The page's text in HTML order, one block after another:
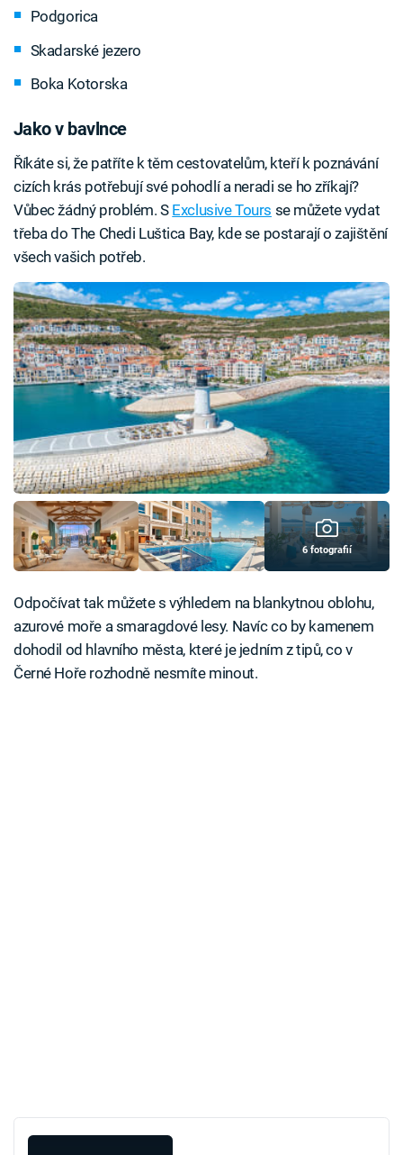
Podgorica
Skadarské jezero
Boka Kotorska
Jako v bavlnce
Říkáte si, že patříte k těm cestovatelům, kteří k poznávání
cizích krás potřebují své pohodlí a neradi se ho zříkají?
Vůbec žádný problém. S Exclusive Tours se můžete vydat
třeba do The Chedi Luštica Bay, kde se postarají o zajištění
všech vašich potřeb.
6 fotografií
Odpočívat tak můžete s výhledem na blankytnou oblohu,
azurové moře a smaragdové lesy. Navíc co by kamenem
dohodil od hlavního města, které je jedním z tipů, co v
Černé Hoře rozhodně nesmíte minout.